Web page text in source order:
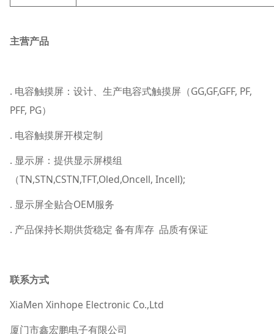
主营产品
. 电容触摸屏：设计、生产电容式触摸屏（GG,GF,GFF, PF,
PFF, PG）
. 电容触摸屏开模定制
. 显示屏：提供显示屏模组
（TN,STN,CSTN,TFT,Oled,Oncell, Incell);
. 显示屏全贴合OEM服务
. 产品保持长期供货稳定 备有库存 品质有保证
联系方式
XiaMen Xinhope Electronic Co.,Ltd
厦门市鑫宏鹏电子有限公司